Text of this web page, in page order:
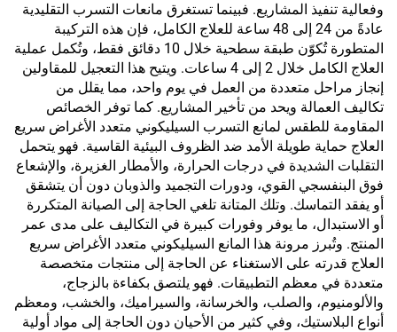
وفعالية تنفيذ المشاريع. فبينما تستغرق مانعات التسرب التقليدية
عادةً من 24 إلى 48 ساعة للعلاج الكامل، فإن هذه التركيبة
المتطورة تُكوّن طبقة سطحية خلال 10 دقائق فقط، وتُكمل عملية
العلاج الكامل خلال 2 إلى 4 ساعات. ويتيح هذا التعجيل للمقاولين
إنجاز مراحل متعددة من العمل في يوم واحد، مما يقلل من
تكاليف العمالة ويحد من تأخير المشاريع. كما توفر الخصائص
المقاومة للطقس لمانع التسرب السيليكوني متعدد الأغراض سريع
العلاج حماية طويلة الأمد ضد الظروف البيئية القاسية. فهو يتحمل
التقلبات الشديدة في درجات الحرارة، والأمطار الغزيرة، والإشعاع
فوق البنفسجي القوي، ودورات التجميد والذوبان دون أن يتشقق
أو يفقد التماسك. وتلك المتانة تلغي الحاجة إلى الصيانة المتكررة
أو الاستبدال، ما يوفر وفورات كبيرة في التكاليف على مدى عمر
المنتج. وتُبرز مرونة هذا المانع السيليكوني متعدد الأغراض سريع
العلاج قدرته على الاستغناء عن الحاجة إلى منتجات متخصصة
متعددة في معظم التطبيقات. فهو يلتصق بكفاءة بالزجاج،
والألومنيوم، والصلب، والخرسانة، والسيراميك، والخشب، ومعظم
أنواع البلاستيك، وفي كثير من الأحيان دون الحاجة إلى مواد أولية